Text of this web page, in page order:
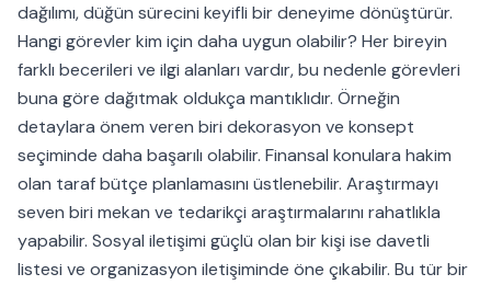
dağılımı, düğün sürecini keyifli bir deneyime dönüştürür.
Hangi görevler kim için daha uygun olabilir? Her bireyin
farklı becerileri ve ilgi alanları vardır, bu nedenle görevleri
buna göre dağıtmak oldukça mantıklıdır. Örneğin
detaylara önem veren biri dekorasyon ve konsept
seçiminde daha başarılı olabilir. Finansal konulara hakim
olan taraf bütçe planlamasını üstlenebilir. Araştırmayı
seven biri mekan ve tedarikçi araştırmalarını rahatlıkla
yapabilir. Sosyal iletişimi güçlü olan bir kişi ise davetli
listesi ve organizasyon iletişiminde öne çıkabilir. Bu tür bir